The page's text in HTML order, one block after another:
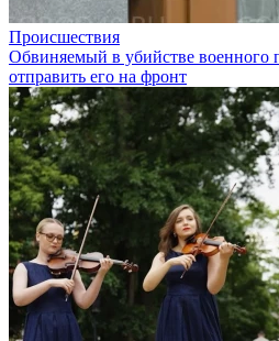
Происшествия
Обвиняемый в убийстве военного
отправить его на фронт